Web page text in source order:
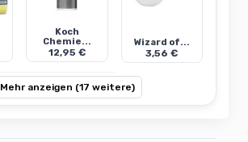
Koch
Chemie...
12,95 €
Wizard of...
3,56 €
Mehr anzeigen (17 weitere)